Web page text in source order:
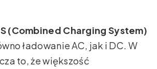
(Combined Charging System)
ładowanie AC, jak i DC. W
to, że większość